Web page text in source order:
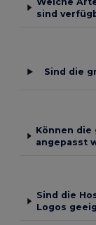
sind
Sind die
Können die
angepasst
Sind die
Logos